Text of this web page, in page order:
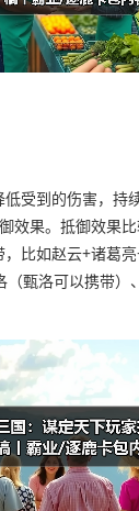
受到的伤害，持
效果。抵御效果
比如赵云+诸葛
（甄洛可以携带）